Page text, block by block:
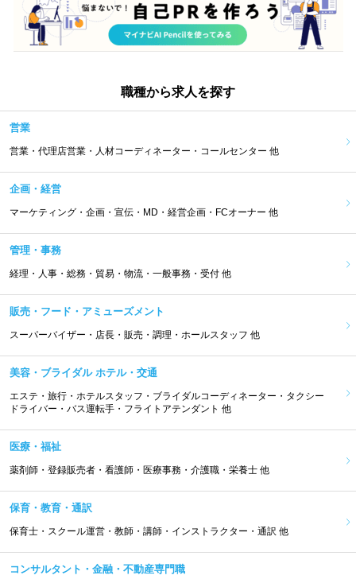
職種から求人を探す
営業
営業・代理店営業・人材コーディネーター・コールセンター 他
企画・経営
マーケティング・企画・宣伝・MD・経営企画・FCオーナー 他
管理・事務
経理・人事・総務・貿易・物流・一般事務・受付 他
販売・フード・アミューズメント
スーパーバイザー・店長・販売・調理・ホールスタッフ 他
美容・ブライダル ホテル・交通
エステ・旅行・ホテルスタッフ・ブライダルコーディネーター・タクシー
ドライバー・バス運転手・フライトアテンダント 他
医療・福祉
薬剤師・登録販売者・看護師・医療事務・介護職・栄養士 他
保育・教育・通訳
保育士・スクール運営・教師・講師・インストラクター・通訳 他
コンサルタント・金融・不動産専門職